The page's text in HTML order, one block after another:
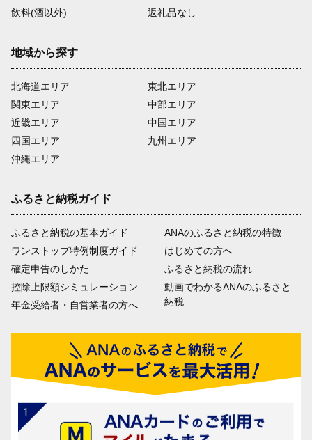
飲料(酒以外)
返礼品なし
地域から探す
北海道エリア
関東エリア
近畿エリア
四国エリア
沖縄エリア
東北エリア
中部エリア
中国エリア
九州エリア
ふるさと納税ガイド
ふるさと納税の基本ガイド
ワンストップ特例制度ガイド
確定申告のしかた
控除上限額シミュレーション
年金受給者・自営業者の方へ
ANAのふるさと納税の特徴
はじめての方へ
ふるさと納税の流れ
動画でわかるANAのふるさと
納税